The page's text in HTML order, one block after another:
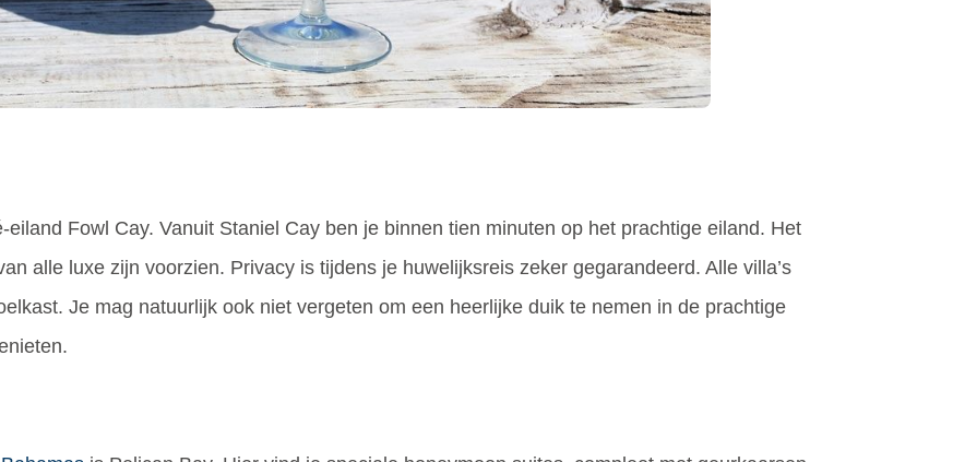
Fowl Cay. Vanuit Staniel Cay ben je binnen tien minuten op het prachtige eiland. Het
alle luxe zijn voorzien. Privacy is tijdens je huwelijksreis zeker gegarandeerd. Alle villa’s
Je mag natuurlijk ook niet vergeten om een heerlijke duik te nemen in de prachtige